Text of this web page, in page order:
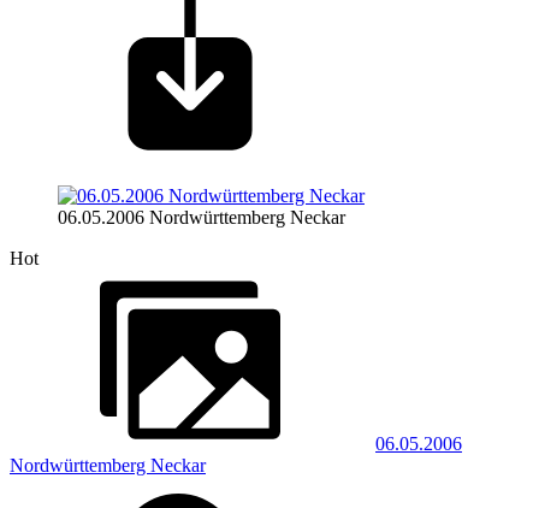
06.05.2006 Nordwürttemberg Neckar
Hot
06.05.2006
Nordwürttemberg Neckar